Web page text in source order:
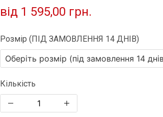
від 1 595,00 грн.
Розмір (ПІД ЗАМОВЛЕННЯ 14 ДНІВ)
Кількість